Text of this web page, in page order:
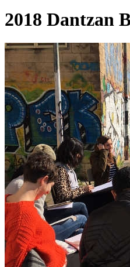
2018 Dantzan